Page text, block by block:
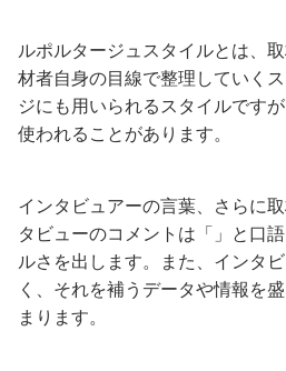
ルポルタージュスタイルとは、
材者自身の目線で整理していく
ジにも用いられるスタイルです
使われることがあります。
インタビュアーの言葉、さらに
タビューのコメントは「」と口
ルさを出します。また、インタ
く、それを補うデータや情報を
まります。